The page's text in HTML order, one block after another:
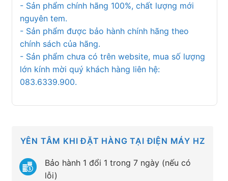
- Sản phẩm chính hãng 100%, chất lượng mới
nguyên tem.
- Sản phẩm được bảo hành chính hãng theo
chính sách của hãng.
- Sản phẩm chưa có trên website, mua số lượng
lớn kính mời quý khách hàng liên hệ:
083.6339.900.
YÊN TÂM KHI ĐẶT HÀNG TẠI ĐIỆN MÁY HZ
Bảo hành 1 đổi 1 trong 7 ngày (nếu có
lỗi)